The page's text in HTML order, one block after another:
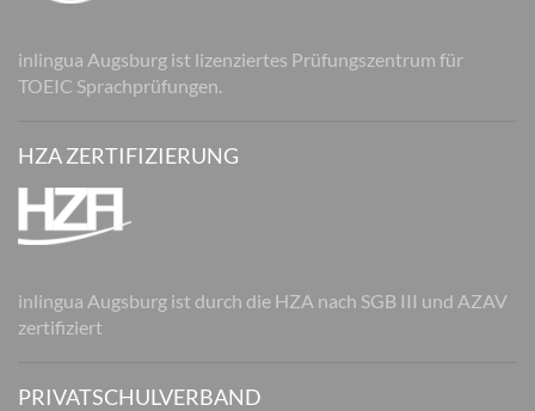
inlingua Augsburg ist lizenziertes Prüfungszentrum für
TOEIC Sprachprüfungen.
HZA ZERTIFIZIERUNG
inlingua Augsburg ist durch die HZA nach SGB III und AZAV
zertifiziert
PRIVATSCHULVERBAND